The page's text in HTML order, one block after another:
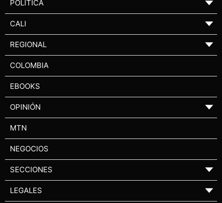
POLÍTICA ▼
CALI ▼
REGIONAL ▼
COLOMBIA
EBOOKS
OPINIÓN ▼
MTN
NEGOCIOS
SECCIONES ▼
LEGALES ▼